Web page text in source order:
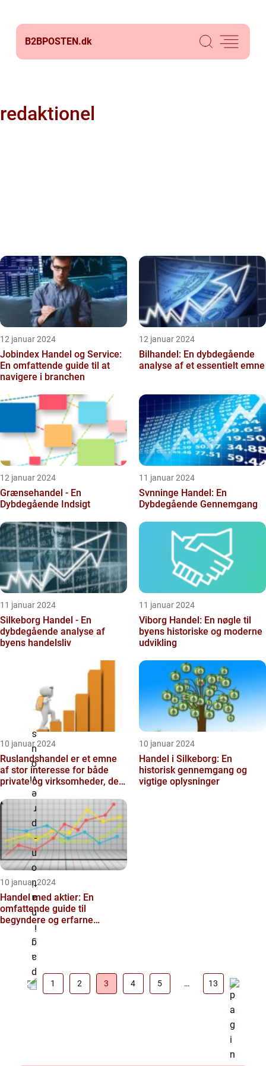
B2BPOSTEN.dk
redaktionel
12 januar 2024
Jobindex Handel og Service:
En omfattende guide til at
navigere i branchen
12 januar 2024
Bilhandel: En dybdegående
analyse af et essentielt emne
12 januar 2024
Grænsehandel - En
Dybdegående Indsigt
11 januar 2024
Svnninge Handel: En
Dybdegående Gennemgang
11 januar 2024
Silkeborg Handel - En
dybdegående analyse af
byens handelsliv
11 januar 2024
Viborg Handel: En nøgle til
byens historiske og moderne
udvikling
10 januar 2024
Ruslandshandel er et emne
af stor interesse for både
private og virksomheder, der
er involveret i ud...
10 januar 2024
Handel i Silkeborg: En
historisk gennemgang og
vigtige oplysninger
10 januar 2024
Handel med aktier: En
omfattende guide til
begyndere og erfarne
investorer
1 2 3 4 5 … 13